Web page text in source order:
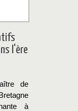
l'ère
de
à